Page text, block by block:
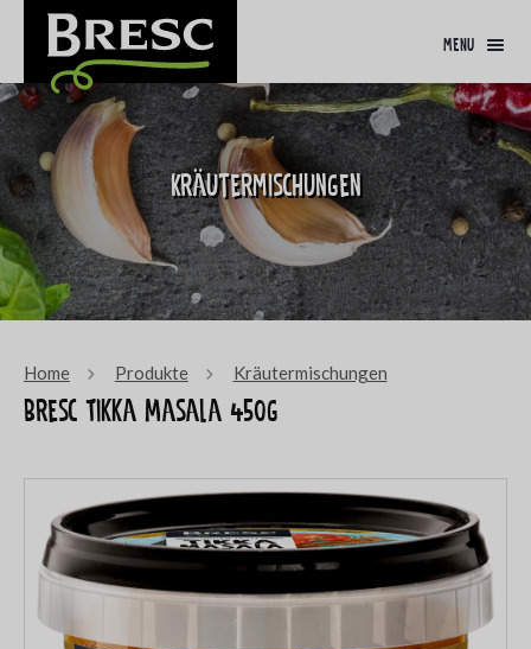
menu
Kräutermischungen
Home Produkte Kräutermischungen
Bresc Tikka Masala 450g